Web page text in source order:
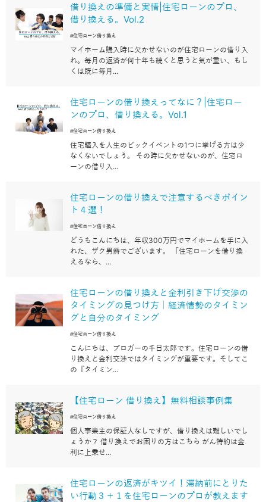
借り換えの準備と実情|住宅ローンのプロ、
借り換える。Vol.2
#住宅ローン借り換え
マイホーム購入時に欠かせないのが住宅ローンの借り入
れ。毎月の返済が何十年も続くと思うと気が重い、もし
くは既に毎月...
住宅ローンの借り換えってなに？|住宅ロー
ンのプロ、借り換える。Vol.1
#住宅ローン借り換え
住宅購入を人生のビックイベントの1つに挙げる方は少
なくないでしょう。 その時に欠かせないのが、住宅ロ
ーンの借り入...
住宅ローンの借り換えで注意するべきポイン
ト４選！
#住宅ローン借り換え
どうもこんにちは、年収300万円でマイホームを手に入
れた、ザク男爵でございます。 「住宅ローンを借り換
えるなら、...
住宅ローンの借り換えと金利引き下げ交渉の
タイミングの見つけ方｜経済情勢のタイミン
グと自分のタイミング
#住宅ローン借り換え
こんにちは、ブロガーの千日太郎です。住宅ローンの借
り換えと金利交渉ではタイミングが重要です。そしてこ
の『タイミン...
【住宅ローン 借り換え】無料相談事例集
#住宅ローン借り換え
個人事業主の保証人なしですが、借り換えは難しいでし
ょうか？ 借り換えでお困りの方はこちら がん特約は金
利に上乗せ...
住宅ローンの返済がキツイ！滞納前にとりた
い行動３＋１を住宅ローンのプロが教えます